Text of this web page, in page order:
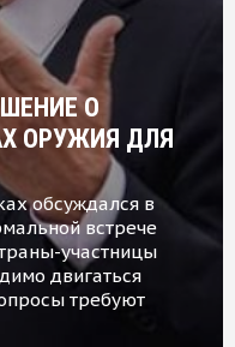
О
ОРУЖИЯ ДЛЯ
обсуждался в
встрече
участницы
двигаться
требуют